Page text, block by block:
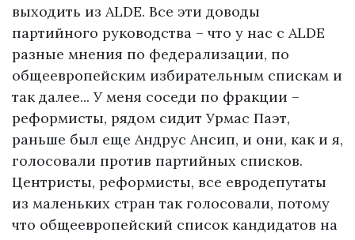
выходить из ALDE. Все эти доводы
партийного руководства – что у нас с ALDE
разные мнения по федерализации, по
общеевропейским избирательным спискам и
так далее... У меня соседи по фракции –
реформисты, рядом сидит Урмас Паэт,
раньше был еще Андрус Ансип, и они, как и я,
голосовали против партийных списков.
Центристы, реформисты, все евродепутаты
из маленьких стран так голосовали, потому
что общеевропейский список кандидатов на